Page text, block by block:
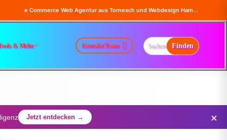
e Commerce Web Agentur aus Tornesch und Webdesign Hamburg - Online Shops, Firma Website Erstellung - Magento - Wordpress - WooCommerce
& Mehr Kontakt/Team
Jetzt entdecken → ×